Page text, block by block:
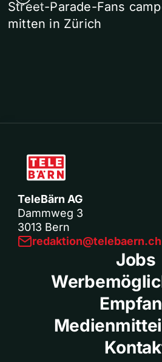
Street-Parade-Fans
mitten in Zürich
TeleBärn AG
Dammweg 3
3013 Bern
redaktion@telebaern.ch
Jobs